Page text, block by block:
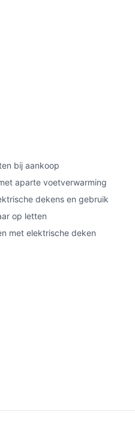
bij aankoop
aparte voetverwarming
dekens en gebruik
op letten
met elektrische deken